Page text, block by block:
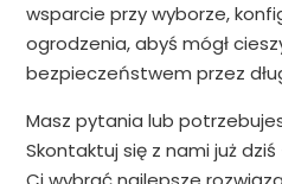
wsparcie przy wyborze,
ogrodzenia, abyś mógł
bezpieczeństwem przez
Masz pytania lub
Skontaktuj się z nami już